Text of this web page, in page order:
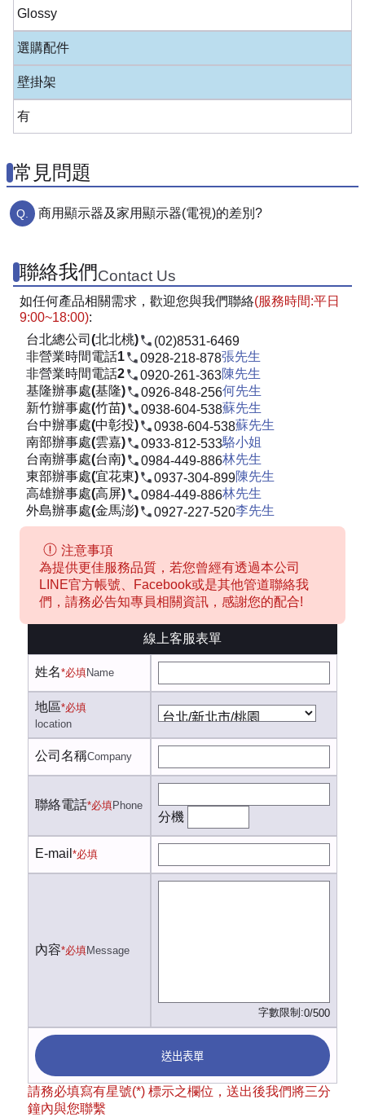
Glossy
選購配件
壁掛架
有
常見問題
商用顯示器及家用顯示器(電視)的差別?
聯絡我們Contact Us
如任何產品相關需求，歡迎您與我們聯絡(服務時間:平日
9:00~18:00):
台北總公司(北北桃)
(02)8531-6469
非營業時間電話1
0928-218-878張先生
非營業時間電話2
0920-261-363陳先生
基隆辦事處(基隆)
0926-848-256何先生
新竹辦事處(竹苗)
0938-604-538蘇先生
台中辦事處(中彰投)
0938-604-538蘇先生
南部辦事處(雲嘉)
0933-812-533駱小姐
台南辦事處(台南)
0984-449-886林先生
東部辦事處(宜花東)
0937-304-899陳先生
高雄辦事處(高屏)
0984-449-886林先生
外島辦事處(金馬澎)
0927-227-520李先生
注意事項
為提供更佳服務品質，若您曾經有透過本公司
LINE官方帳號、Facebook或是其他管道聯絡我
們，請務必告知專員相關資訊，感謝您的配合!
線上客服表單
姓名*必填Name
地區*必填
location
公司名稱Company
聯絡電話*必填Phone
分機
E-mail *必填
內容*必填Message
字數限制:0/500
送出表單
請務必填寫有星號(*) 標示之欄位，送出後我們將三分
鐘內與您聯繫